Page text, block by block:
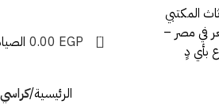
0
0.00 EGP
الرئيسية كراسي